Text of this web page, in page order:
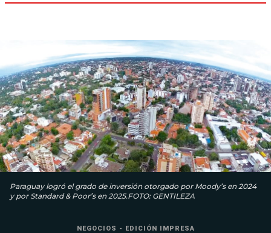
Paraguay logró el grado de inversión otorgado por Moody’s en 2024
y por Standard & Poor’s en 2025.FOTO: GENTILEZA
NEGOCIOS - EDICIÓN IMPRESA